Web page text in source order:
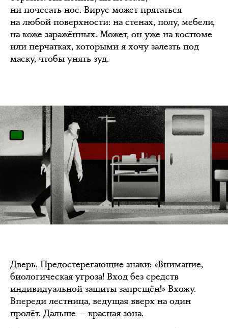
ни почесать нос. Вирус может прятаться
на любой поверхности: на стенах, полу, мебели,
на коже заражённых. Может, он уже на костюме
или перчатках, которыми я хочу залезть под
маску, чтобы унять зуд.
Дверь. Предостерегающие знаки: «Внимание,
биологическая угроза! Вход без средств
индивидуальной защиты запрещён!» Вхожу.
Впереди лестница, ведущая вверх на один
пролёт. Дальше — красная зона.